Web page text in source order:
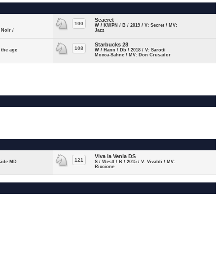
Noir /
100
Seacret
W / KWPN / B / 2019 / V: Secret / MV:
Jazz
age
108
Starbucks 28
W / Hann / Db / 2018 / V: Sarotti
Mocca-Sahne / MV: Don Crusador
MD
121
Viva la Venia DS
S / Westf / B / 2015 / V: Vivaldi / MV:
Riccione